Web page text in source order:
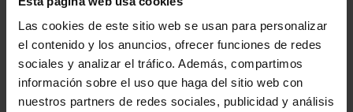
Las cookies de este sitio web se usan para personalizar
el contenido y los anuncios, ofrecer funciones de redes
sociales y analizar el tráfico. Además, compartimos
información sobre el uso que haga del sitio web con
nuestros partners de redes sociales, publicidad y análisis
Excelencia y calidad​
Trabaja con nosotros​
Rincón del accionista​
Más HM Hospitales